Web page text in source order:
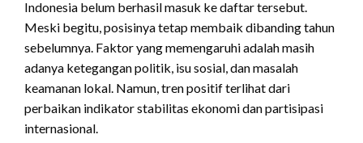
Indonesia belum berhasil masuk ke daftar tersebut.
Meski begitu, posisinya tetap membaik dibanding tahun
sebelumnya. Faktor yang memengaruhi adalah masih
adanya ketegangan politik, isu sosial, dan masalah
keamanan lokal. Namun, tren positif terlihat dari
perbaikan indikator stabilitas ekonomi dan partisipasi
internasional.